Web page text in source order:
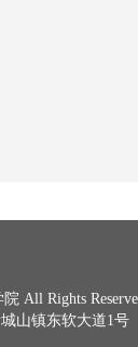
All Rights
山镇东软大道1号